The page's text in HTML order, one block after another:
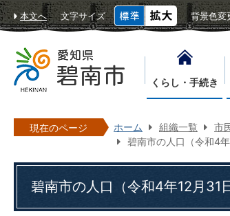
本文へ 文字サイズ 背景色変
くらし・手続き
現在のページ ホーム 組織一覧 市
碧南市の人口（令和4
碧南市の人口（令和4年12月31